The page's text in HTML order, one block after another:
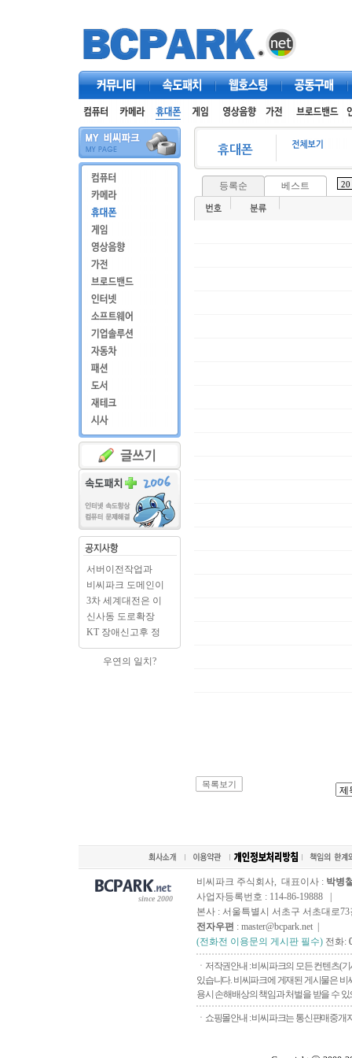
커뮤니티 속도패치 웹호스팅 공동구매
서버이전작업과
BCPARK.c..
비씨파크 도메인이
BCPAR..
3차 세계대전은 이
미 시..
신사동 도로확장
출입구..
KT 장애신고후 정
상으로..
우연의 일치?
등록순 베스트
목록보기
since 2000
비씨파크 주식회사, 대표이사 : 박병
사업자등록번호 : 114-86-19888 |
본사 : 서울특별시 서초구 서초대로73
전자우편 : master@bcpark.net |
(전화전 이용문의 게시판 필수) 전화:
ㆍ저작권안내 : 비씨파크의 모든 컨텐츠(
있습니다. 비씨파크에 게재된 게시물은
용시 손해배상의 책임과 처벌을 받을 수
ㆍ쇼핑몰안내 : 비씨파크는 통신판매중개